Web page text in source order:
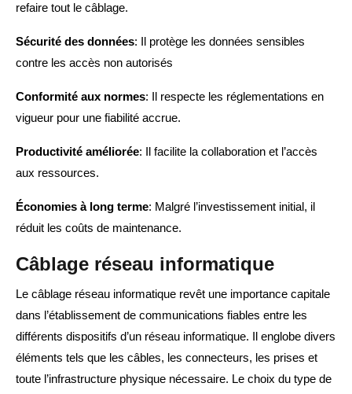
refaire tout le câblage.
Sécurité des données: Il protège les données sensibles
contre les accès non autorisés
Conformité aux normes: Il respecte les réglementations en
vigueur pour une fiabilité accrue.
Productivité améliorée: Il facilite la collaboration et l’accès
aux ressources.
Économies à long terme: Malgré l’investissement initial, il
réduit les coûts de maintenance.
Câblage réseau informatique
Le câblage réseau informatique revêt une importance capitale
dans l’établissement de communications fiables entre les
différents dispositifs d’un réseau informatique. Il englobe divers
éléments tels que les câbles, les connecteurs, les prises et
toute l’infrastructure physique nécessaire. Le choix du type de